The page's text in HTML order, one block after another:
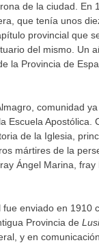
de la ciudad. En
que tenía unos
provincial que
del mismo. Un
la Provincia de
comunidad
Escuela Apostólica.
de la Iglesia,
mártires de la
Ángel Marina, fray
enviado en 1910
Provincia de
y en